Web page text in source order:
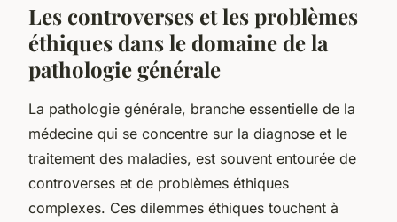
Les controverses et les problèmes
éthiques dans le domaine de la
pathologie générale
La pathologie générale, branche essentielle de la
médecine qui se concentre sur la diagnose et le
traitement des maladies, est souvent entourée de
controverses et de problèmes éthiques
complexes. Ces dilemmes éthiques touchent à